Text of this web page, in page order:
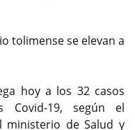
tolimense se elevan a
hoy a los 32 casos
Covid-19, según el
de Salud y